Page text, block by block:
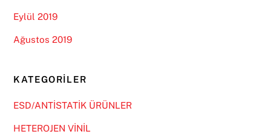
Eylül 2019
Ağustos 2019
KATEGORILER
ESD/ANTİSTATİK ÜRÜNLER
HETEROJEN VİNİL